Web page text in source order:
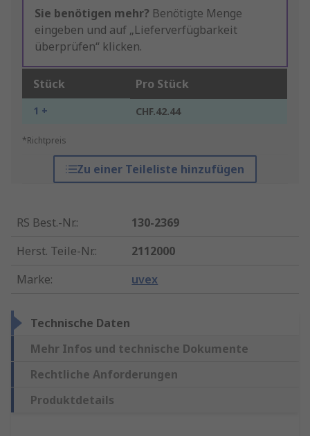
Sie benötigen mehr? Benötigte Menge
eingeben und auf „Lieferverfügbarkeit
überprüfen“ klicken.
Stück Pro Stück
1 + CHF.42.44
*Richtpreis
Zu einer Teileliste hinzufügen
RS Best.-Nr.:
130-2369
Herst. Teile-Nr.:
2112000
Marke: uvex
Technische Daten
Mehr Infos und technische Dokumente
Rechtliche Anforderungen
Produktdetails